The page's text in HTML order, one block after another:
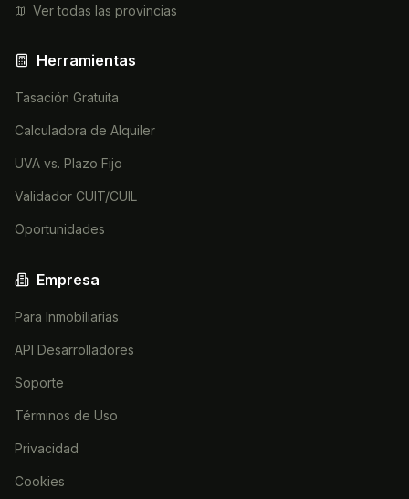
Ver todas las provincias
Herramientas
Tasación Gratuita
Calculadora de Alquiler
UVA vs. Plazo Fijo
Validador CUIT/CUIL
Oportunidades
Empresa
Para Inmobiliarias
API Desarrolladores
Soporte
Términos de Uso
Privacidad
Cookies